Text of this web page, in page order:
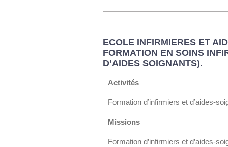
ECOLE INFIRMIERES ET
FORMATION EN SOINS
D’AIDES SOIGNANTS).
Activités
Formation d’infirmiers et d’aides-
Missions
Formation d’infirmiers et d’aides-